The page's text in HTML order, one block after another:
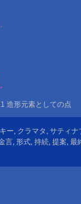
造形元素としての点
ー, クラマタ , サティナ
言, 形式, 持続, 提案, 最